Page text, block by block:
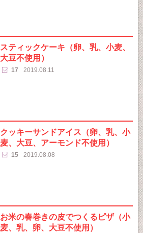
スティックケーキ（卵、乳、小麦、
大豆不使用）
17 2019.08.11
クッキーサンドアイス（卵、乳、小
麦、大豆、アーモンド不使用）
15 2019.08.08
お米の春巻きの皮でつくるピザ（小
麦、乳、卵、大豆不使用）